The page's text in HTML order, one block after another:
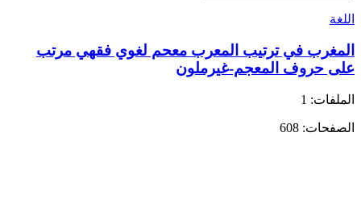
اللغة
المغرب في ترتيب المعرب معحم لغوي فقهي مرتب
على حروف المعجم-غيرملون
الملفات: 1
الصفحات: 608